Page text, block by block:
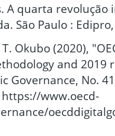
A quarta
São Paulo :
T. Okubo (2020),
and 2019
Governance, No.
www.oecd-